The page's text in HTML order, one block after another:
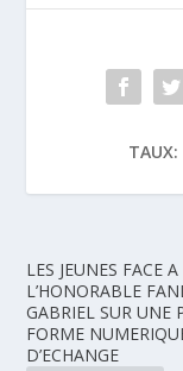
TAUX:
LES JEUNES FACE A
L’HONORABLE
GABRIEL SUR UNE
FORME
D’ECHANGE